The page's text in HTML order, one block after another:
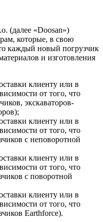
(далее «Doosan»)
которые, в свою
каждый новый погрузчик
и изготовления
клиенту или в
от того, что
экскаваторов-
клиенту или в
от того, что
с неповоротной
клиенту или в
от того, что
с поворотной
клиенту или в
от того, что
Earthforce).